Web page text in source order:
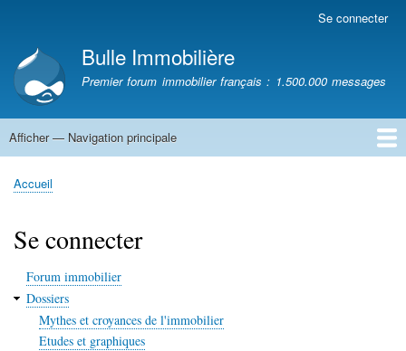
contenu
principal
compte
de
l'utilisateur
Se connecter
Bulle Immobilière
Premier forum immobilier français : 1.500.000 messages
Navigation
Afficher — Navigation principale
Accueil
Fil
Accueil
Se connecter
Forum immobilier
Dossiers
Mythes et croyances de l'immobilier
Etudes et graphiques